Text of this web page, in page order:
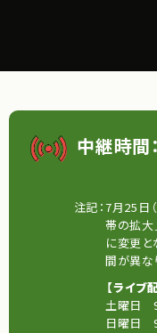
中継時間：
注記：7月25日
帯の拡大
に変更と
間が異な
【ライブ
土曜日
日曜日